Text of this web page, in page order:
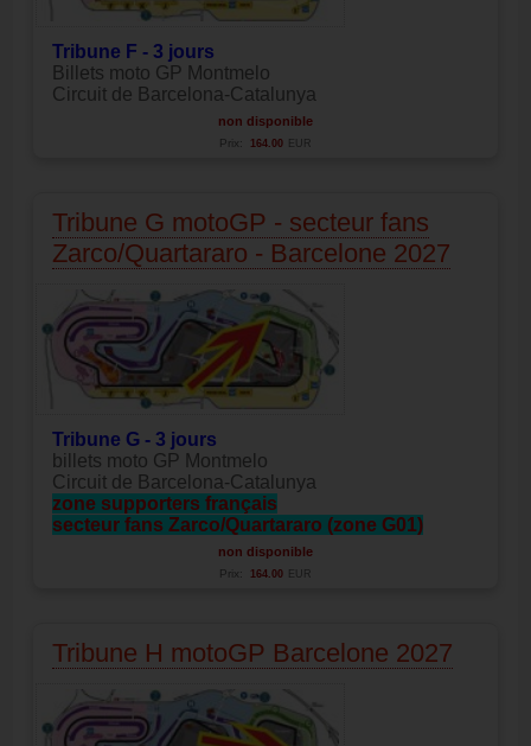
Tribune F - 3 jours
Billets moto GP Montmelo
Circuit de Barcelona-Catalunya
non disponible
Prix: 164.00 EUR
Tribune G motoGP - secteur fans
Zarco/Quartararo - Barcelone 2027
Tribune G - 3 jours
billets moto GP Montmelo
Circuit de Barcelona-Catalunya
zone supporters français
secteur fans Zarco/Quartararo (zone G01)
non disponible
Prix: 164.00 EUR
Tribune H motoGP Barcelone 2027